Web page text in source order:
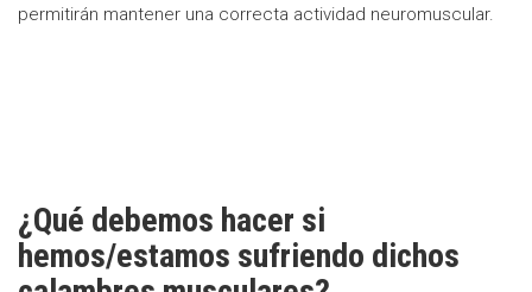
permitirán mantener una correcta actividad neuromuscular.
¿Qué debemos hacer si
hemos/estamos sufriendo dichos